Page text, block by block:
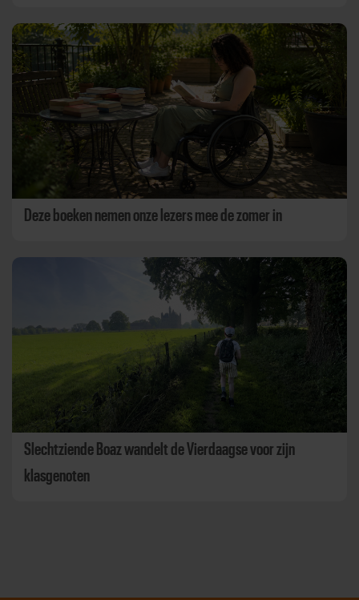
Deze boeken nemen onze lezers mee de zomer in
Slechtziende Boaz wandelt de Vierdaagse voor zijn
klasgenoten